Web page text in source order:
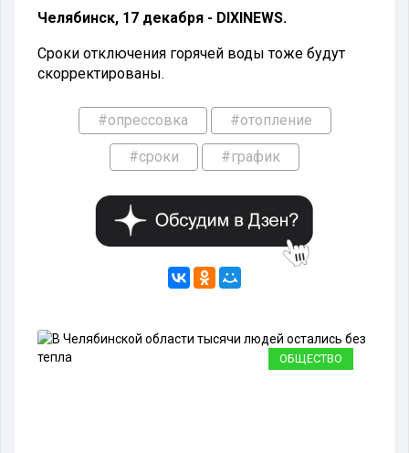
Челябинск, 17 декабря - DIXINEWS.
Сроки отключения горячей воды тоже будут
скорректированы.
#опрессовка #отопление
#сроки #график
ОБЩЕСТВО